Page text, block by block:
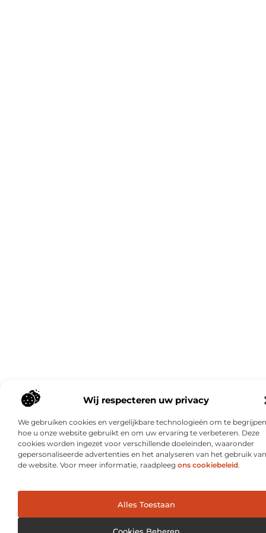
Wij respecteren uw privacy
We gebruiken cookies en vergelijkbare technologieën om te begrijpen
hoe u onze website gebruikt en om uw ervaring te verbeteren. Deze
cookies worden ingezet voor verschillende doeleinden, waaronder
gepersonaliseerde advertenties en het analyseren van het gebruik van
de website. Voor meer informatie, raadpleeg ons cookiebeleid.
Alles Toestaan
Cookies Beheren